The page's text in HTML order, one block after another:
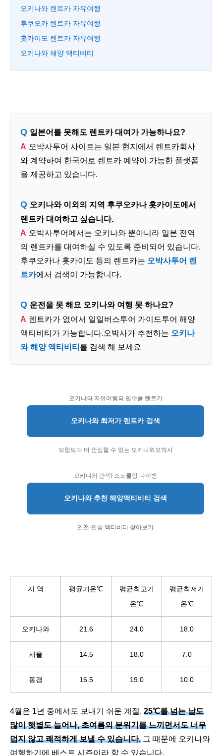
오키나와 렌트카 자유여행
후쿠오카 렌트카 자유여행
홋카이도 렌트카 자유여행
오키나와 해양 액티비티
일본어를 못해도 렌트카 대여가 가능하나요?
오박사투어 사이트는 일본 현지에서 렌트카회사
와 계약하여 한국어로 렌트카 예약이 가능한 플랫폼
을 제공하고 있습니다.
오키나와 이외의 지역 후쿠오카나 홋카이도에서
렌트카 대여하고 싶습니다.
오박사투어에서는 오키나와 뿐아니라 일본 전역
의 렌트카를 대여하실 수 있도록 준비되어 있습니다.
후쿠오카나 홋카이도 등의 렌트카는 오박사투어 렌
트카에서 검색이 가능합니다.
운전을 못 해요 오키나와 여행 못 하나요?
렌트카가 없어서 일일버스투어 가이드투어 해양
액티비티가 가능합니다.오박사가 추천하는 오키나
와 해양 액티비티 를 검색 해 보세요
오키나와 자유여행의 필수품 렌트카
오키나와 최저가 렌트카 검색
보험보다 더 안심할 수 있는 오키나와오박사
오키나와 만끽! 스노쿨링 다이빙
오키나와 추천 해양액티비티 검색
안전·안심 액티비티 찾아보기
지 역 평균기온℃
평균최고기
온℃
평균최저기
온℃
오키나와 21.6 24.0 18.0
서울 14.5 18.0 7.0
동경 16.5 19.0 10.0
4월은 1년 중에서도 보내기 쉬운 계절. 25℃를 넘는 날도
많이 햇볕도 늘어나, 초여름의 분위기를 느끼면서도 너무
덥지 않고 쾌적하게 보낼 수 있습니다. 그 때문에 오키나와
여행하기에 베스트 시즌이라 할 수 있습니다.